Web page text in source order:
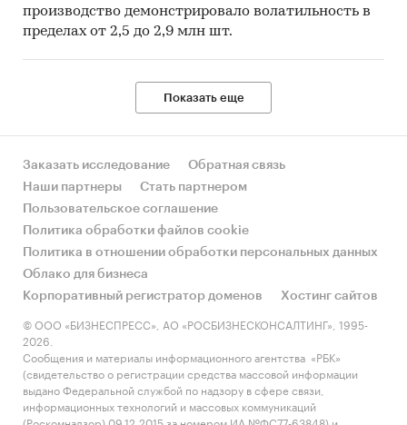
производство демонстрировало волатильность в
пределах от 2,5 до 2,9 млн шт.
Показать еще
Заказать исследование
Обратная связь
Наши партнеры
Стать партнером
Пользовательское соглашение
Политика обработки файлов cookie
Политика в отношении обработки персональных данных
Облако для бизнеса
Корпоративный регистратор доменов
Хостинг сайтов
© ООО «БИЗНЕСПРЕСС», АО «РОСБИЗНЕСКОНСАЛТИНГ», 1995-
2026.
Сообщения и материалы информационного агентства «РБК»
(свидетельство о регистрации средства массовой информации
выдано Федеральной службой по надзору в сфере связи,
информационных технологий и массовых коммуникаций